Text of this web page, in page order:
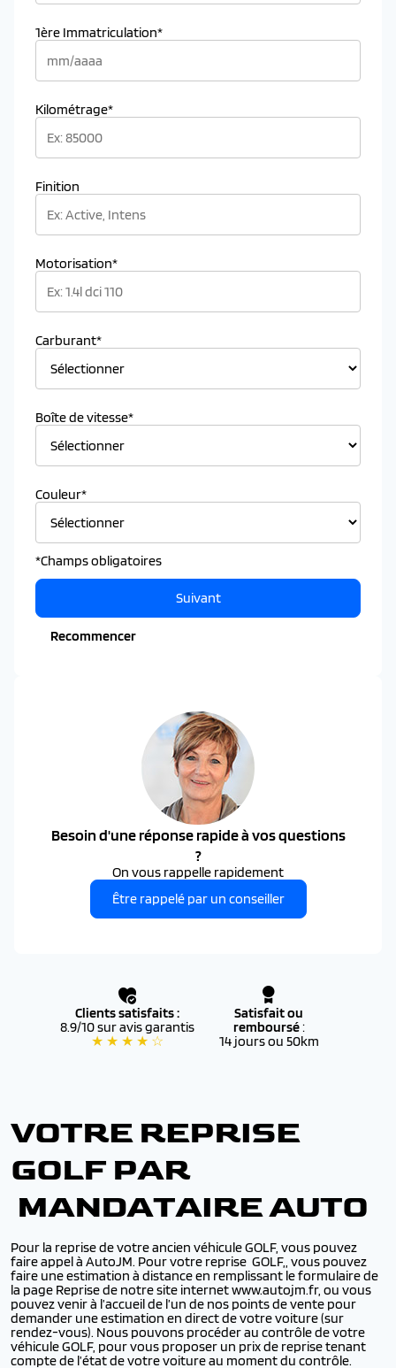
1ère Immatriculation*
Kilométrage*
Finition
Motorisation*
Carburant*
Boîte de vitesse*
Couleur*
*Champs obligatoires
Recommencer
Suivant
Besoin d'une réponse rapide à vos questions
?
On vous rappelle rapidement
Être rappelé par un conseiller
Clients satisfaits :
8.9/10 sur avis garantis
★ ★ ★ ★ ☆
Satisfait ou
remboursé:
14 jours ou 50km
VOTRE REPRISE
GOLF PAR
MANDATAIRE AUTO
Pour la reprise de votre ancien véhicule GOLF, vous pouvez
faire appel à AutoJM. Pour votre reprise GOLF,, vous pouvez
faire une estimation à distance en remplissant le formulaire de
la page Reprise de notre site internet www.autojm.fr, ou vous
pouvez venir à l’accueil de l’un de nos points de vente pour
demander une estimation en direct de votre voiture (sur
rendez-vous). Nous pouvons procéder au contrôle de votre
véhicule GOLF, pour vous proposer un prix de reprise tenant
compte de l’état de votre voiture au moment du contrôle.